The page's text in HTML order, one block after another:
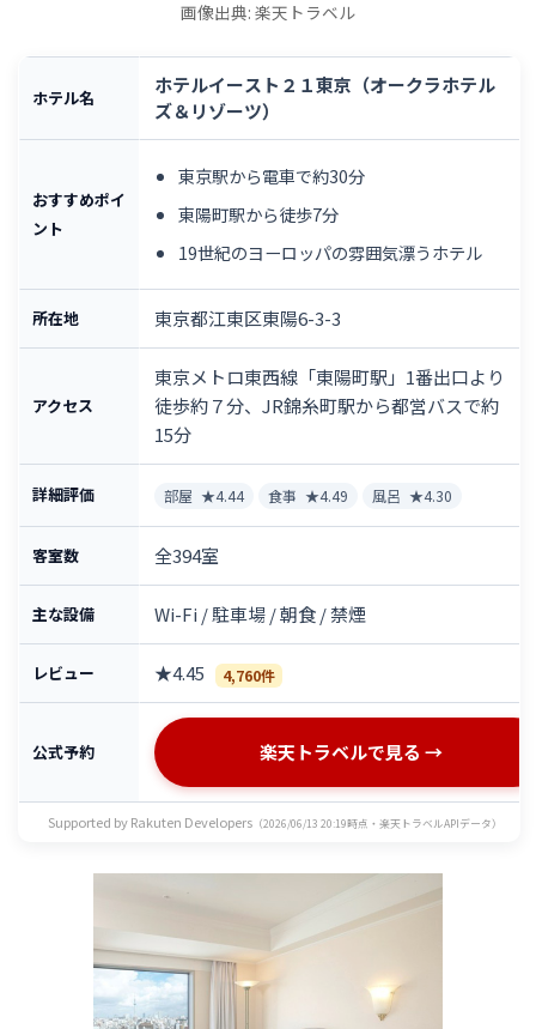
画像出典: 楽天トラベル
ホテル名
ホテルイースト２１東京（オークラホテル
ズ＆リゾーツ）
おすすめポイ
ント
東京駅から電車で約30分
東陽町駅から徒歩7分
19世紀のヨーロッパの雰囲気漂うホテル
所在地 東京都江東区東陽6-3-3
アクセス
東京メトロ東西線「東陽町駅」1番出口より
徒歩約７分、JR錦糸町駅から都営バスで約
15分
詳細評価 部屋 ★4.44 食事 ★4.49 風呂 ★4.30
客室数 全394室
主な設備 Wi-Fi / 駐車場 / 朝食 / 禁煙
レビュー ★4.45 4,760件
公式予約 楽天トラベルで見る →
Supported by Rakuten Developers （2026/06/13 20:19時点・楽天トラベルAPIデータ）